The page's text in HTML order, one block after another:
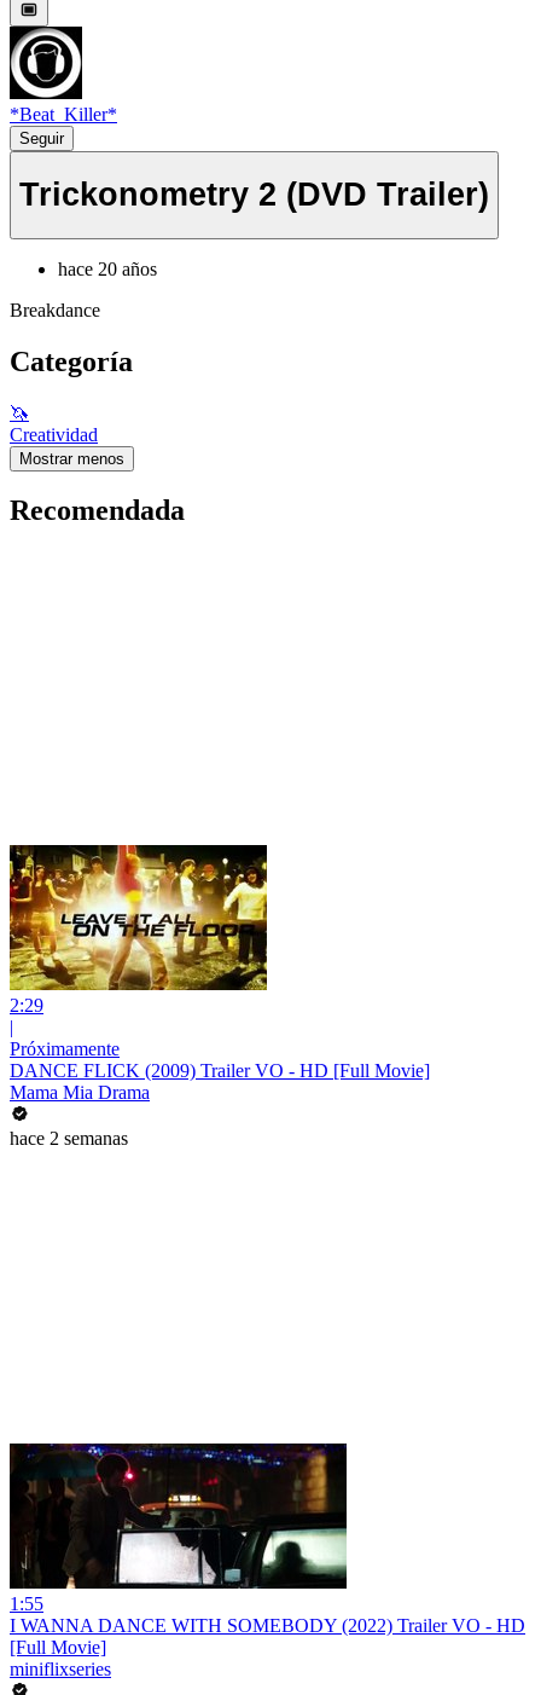
*Beat_Killer*
Seguir
Trickonometry 2 (DVD Trailer)
hace 20 años
Breakdance
Categoría
🦄
Creatividad
Mostrar menos
Recomendada
2:29
|
Próximamente
DANCE FLICK (2009) Trailer VO - HD [Full Movie]
Mama Mia Drama
hace 2 semanas
1:55
I WANNA DANCE WITH SOMEBODY (2022) Trailer VO - HD
[Full Movie]
miniflixseries